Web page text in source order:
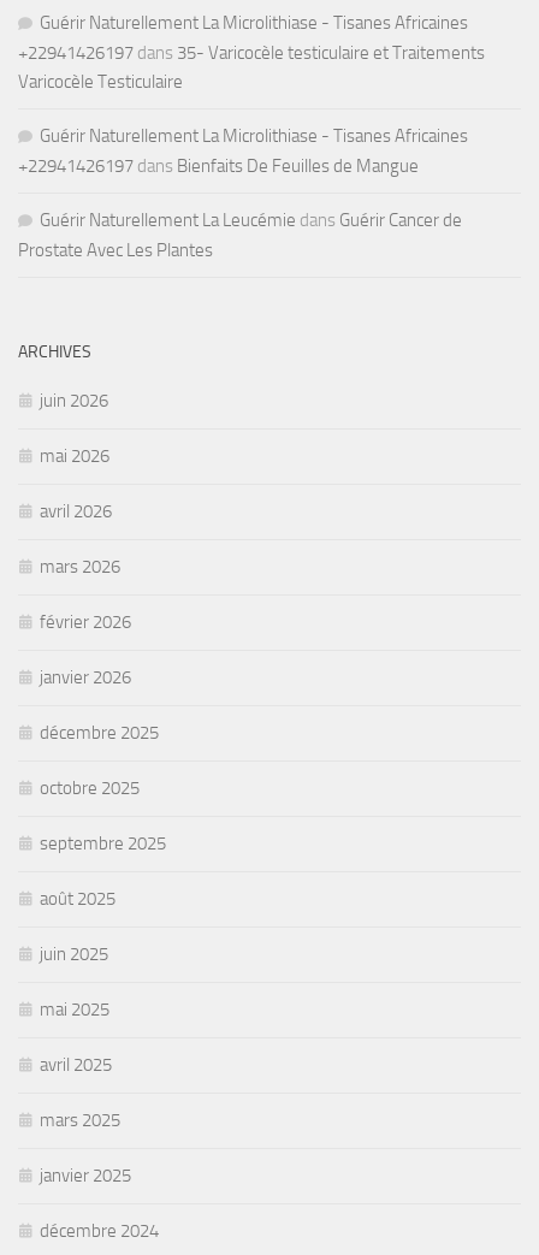
Guérir Naturellement La Microlithiase - Tisanes Africaines
+22941426197 dans 35- Varicocèle testiculaire et Traitements
Varicocèle Testiculaire
Guérir Naturellement La Microlithiase - Tisanes Africaines
+22941426197 dans Bienfaits De Feuilles de Mangue
Guérir Naturellement La Leucémie dans Guérir Cancer de
Prostate Avec Les Plantes
ARCHIVES
juin 2026
mai 2026
avril 2026
mars 2026
février 2026
janvier 2026
décembre 2025
octobre 2025
septembre 2025
août 2025
juin 2025
mai 2025
avril 2025
mars 2025
janvier 2025
décembre 2024